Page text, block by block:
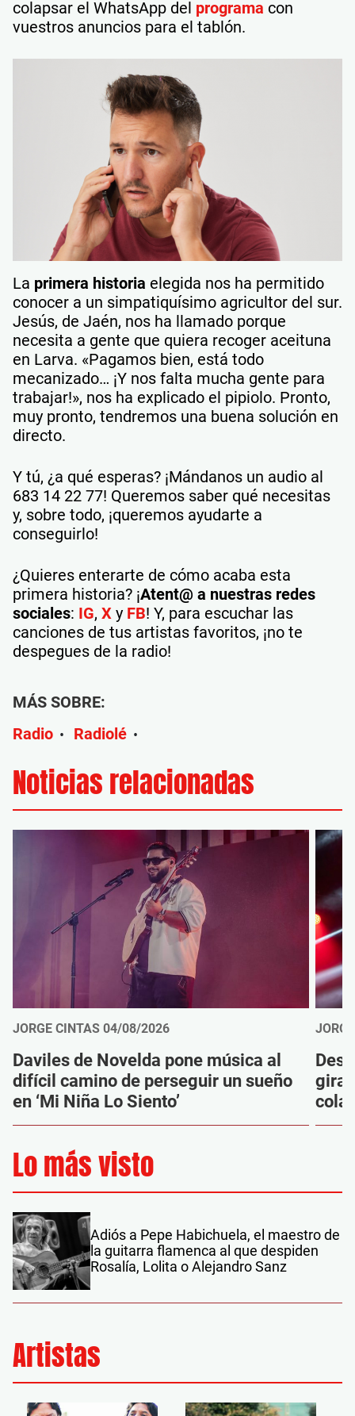
colapsar el WhatsApp del programa con
vuestros anuncios para el tablón.
La primera historia elegida nos ha permitido
conocer a un simpatiquísimo agricultor del sur.
Jesús, de Jaén, nos ha llamado porque
necesita a gente que quiera recoger aceituna
en Larva. «Pagamos bien, está todo
mecanizado… ¡Y nos falta mucha gente para
trabajar!», nos ha explicado el pipiolo. Pronto,
muy pronto, tendremos una buena solución en
directo.
Y tú, ¿a qué esperas? ¡Mándanos un audio al
683 14 22 77! Queremos saber qué necesitas
y, sobre todo, ¡queremos ayudarte a
conseguirlo!
¿Quieres enterarte de cómo acaba esta
primera historia? ¡Atent@ a nuestras redes
sociales: IG, X y FB! Y, para escuchar las
canciones de tus artistas favoritos, ¡no te
despegues de la radio!
MÁS SOBRE:
Radio • Radiolé •
Noticias relacionadas
JORGE CINTAS 04/08/2026
Daviles de Novelda pone música al
difícil camino de perseguir un sueño
en ‘Mi Niña Lo Siento’
gira
Lo más visto
Adiós a Pepe Habichuela, el maestro de
la guitarra flamenca al que despiden
Rosalía, Lolita o Alejandro Sanz
Artistas